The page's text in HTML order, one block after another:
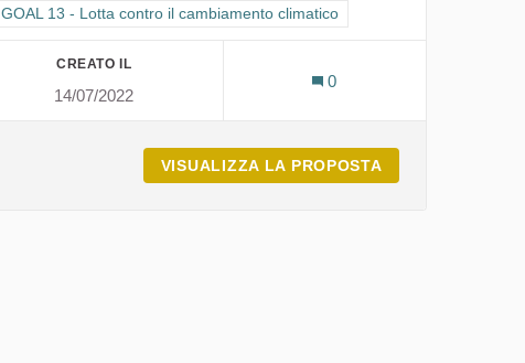
Filtra i risultati per categoria: GOAL 13 - Lotta contro il cambiamento
GOAL 13 - Lotta contro il cambiamento climatico
CREATO IL
14/07/2022
0
VISUALIZZA LA PROPOSTA